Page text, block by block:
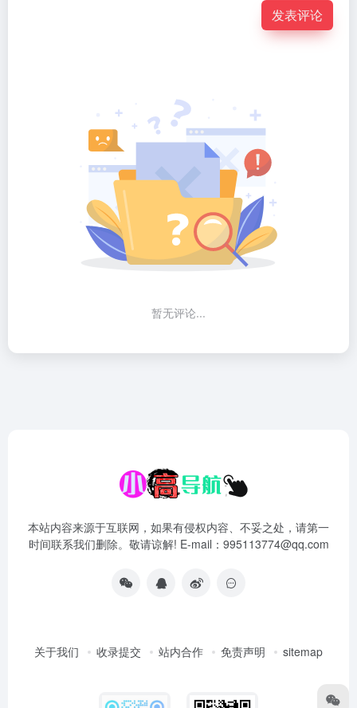
发表评论
暂无评论...
本站内容来源于互联网，如果有侵权内容、不妥之处，请第一
时间联系我们删除。敬请谅解! E-mail：995113774@qq.com
关于我们 收录提交 站内合作 免责声明 sitemap